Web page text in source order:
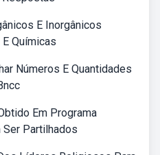
E Inorgânicos
Químicas
Números E Quantidades
Em Programa
Partilhados